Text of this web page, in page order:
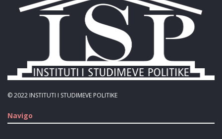
© 2022 INSTITUTI I STUDIMEVE POLITIKE
Navigo